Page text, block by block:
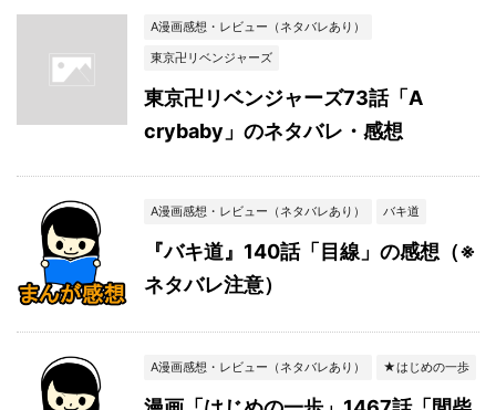
A漫画感想・レビュー（ネタバレあり）
東京卍リベンジャーズ
東京卍リベンジャーズ73話「A
crybaby」のネタバレ・感想
A漫画感想・レビュー（ネタバレあり） バキ道
『バキ道』140話「目線」の感想（※
ネタバレ注意）
A漫画感想・レビュー（ネタバレあり） ★はじめの一歩